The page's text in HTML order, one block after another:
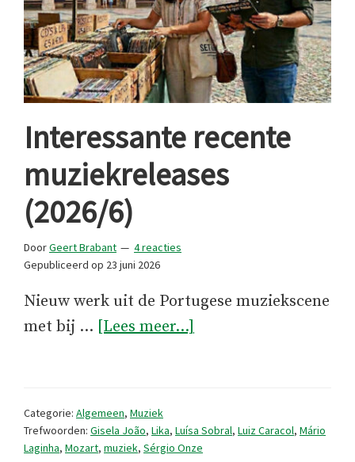
Interessante recente
muziekreleases
(2026/6)
DoorGeert Brabant
4 reacties
Gepubliceerd op 23 juni 2026
Nieuw werk uit de Portugese muziekscene
met bij … [Lees meer...]
Categorie: Algemeen, Muziek
Trefwoorden: Gisela João, Lika, Luísa Sobral, Luiz Caracol, Mário
Laginha, Mozart, muziek, Sérgio Onze